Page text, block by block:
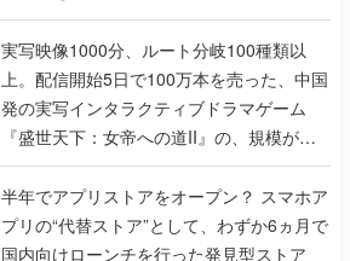
『TATSUJIN EXTREME』で初タッグを組
んだレジェンド2人に訊く開発秘話
実写映像1000分、ルート分岐100種類以
上。配信開始5日で100万本を売った、中国
発の実写インタラクティブドラマゲーム
『盛世天下：女帝への道II』の、規模が違
うこだわりをプロデューサーに聞いた
半年でアプリストアをオープン？ スマホア
プリの“代替ストア”として、わずか6ヵ月で
国内向けローンチを行った発見型ストア